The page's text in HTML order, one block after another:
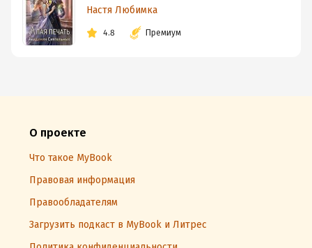
Настя Любимка
4.8 Премиум
О проекте
Что такое MyBook
Правовая информация
Правообладателям
Загрузить подкаст в MyBook и Литрес